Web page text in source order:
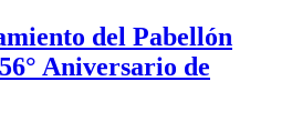
del Pabellón
Aniversario de